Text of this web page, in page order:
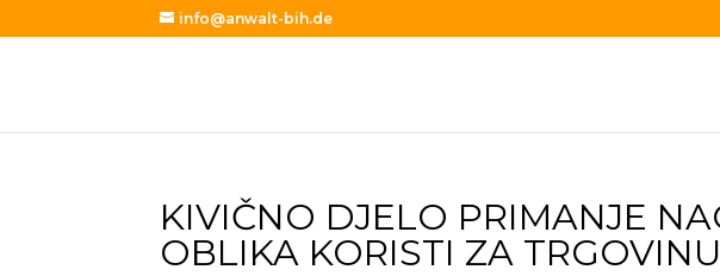
info@anwalt-bih.de
KIVIČNO DJELO PRIMANJE
OBLIKA KORISTI ZA